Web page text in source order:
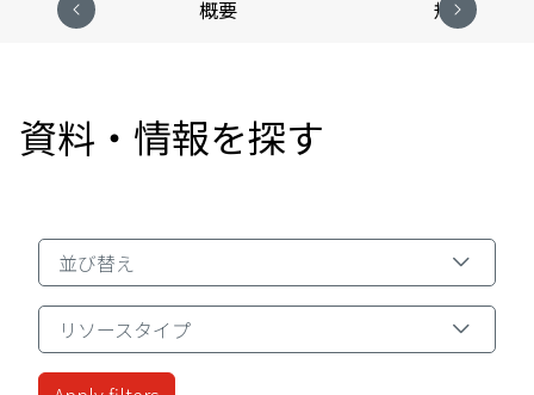
概要 規格表
資料・情報を探す
並び替え
リソースタイプ
リソースタイプ